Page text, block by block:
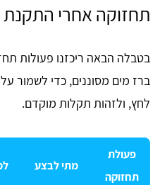
תחזוקה אחרי התקנת
בטבלה הבאה ריכזנו פעולות
ברז מים מסוננים, כדי לשמור
לחץ, ולזהות תקלות מוקדם.
פעולת
תחזוקה
מתי לבצע